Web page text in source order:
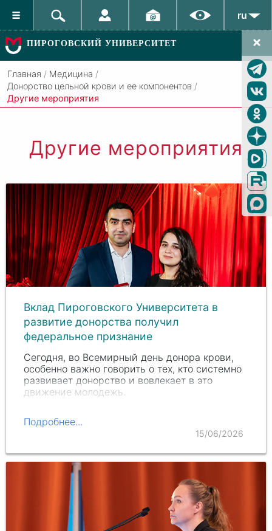
ru
ПИРОГОВСКИЙ УНИВЕРСИТЕТ
Главная / Медицина /
Донорство цельной крови и ее компонентов /
Другие мероприятия
Другие мероприятия
Вклад Пироговского Университета в
развитие донорства получил
федеральное признание
Сегодня, во Всемирный день донора крови,
особенно важно говорить о тех, кто системно
развивает донорство и вовлекает в это
движение молодежь.
Подробнее...
15/06/2026